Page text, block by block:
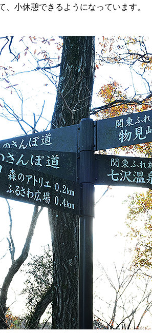
小休憩できるようになっています。